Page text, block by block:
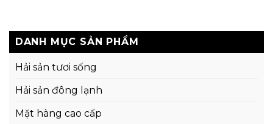
DANH MỤC SẢN PHẨM
Hải sản tươi sống
Hải sản đông lạnh
Mặt hàng cao cấp